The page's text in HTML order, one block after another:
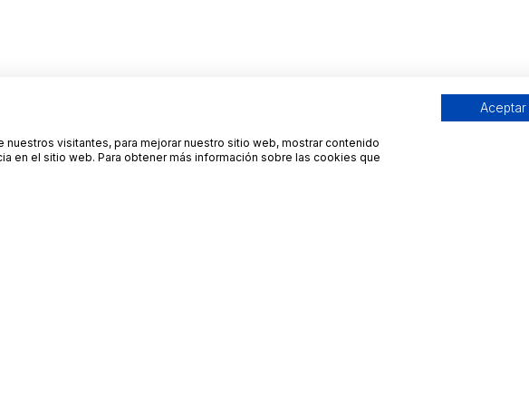
visitantes, para mejorar nuestro sitio web, mostrar contenido
en el sitio web. Para obtener más información sobre las cookies que